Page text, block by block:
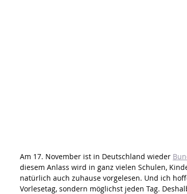
Am 17. November ist in Deutschland wieder
diesem Anlass wird in ganz vielen Schulen,
natürlich auch zuhause vorgelesen. Und ich
Vorlesetag, sondern möglichst jeden Tag.